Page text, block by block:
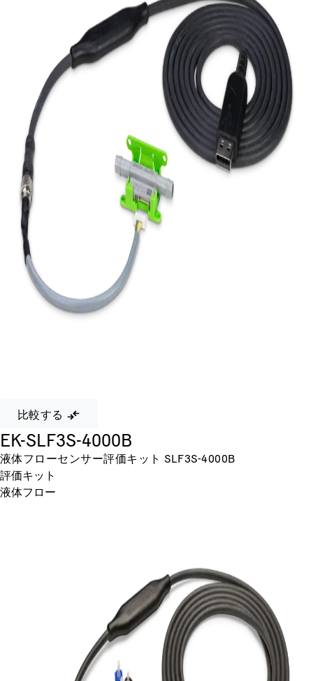
比較する
EK-SLF3S-4000B
液体フローセンサー評価キット SLF3S-4000B
評価キット
液体フロー